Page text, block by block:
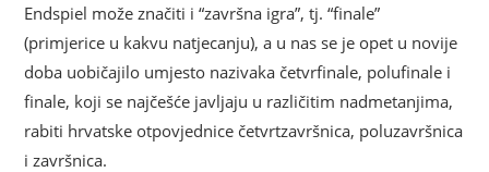
Endspiel može značiti i “završna igra”, tj. “finale”
(primjerice u kakvu natjecanju), a u nas se je opet u novije
doba uobičajilo umjesto nazivaka četvrfinale, polufinale i
finale, koji se najčešće javljaju u različitim nadmetanjima,
rabiti hrvatske otpovjednice četvrtzavršnica, poluzavršnica
i završnica.